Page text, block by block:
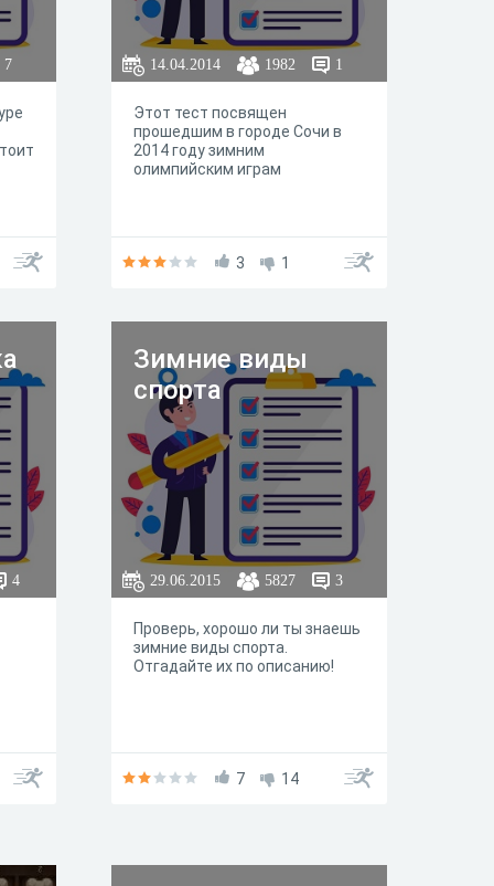
7 14.04.2014 1982 1
Этот тест посвящен
прошедшим в городе Сочи в
2014 году зимним
олимпийским играм
3 1
4
Зимние виды
спорта
29.06.2015 5827 3
Проверь, хорошо ли ты знаешь
зимние виды спорта.
Отгадайте их по описанию!
7 14